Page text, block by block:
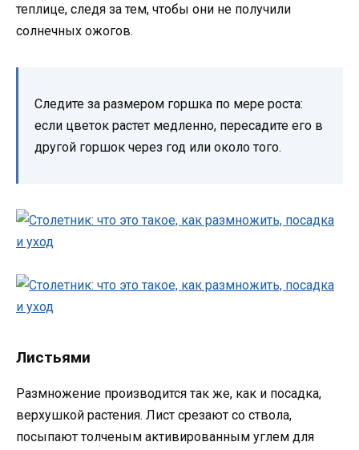
теплице, следя за тем, чтобы они не получили
солнечных ожогов.
Следите за размером горшка по мере роста:
если цветок растет медленно, пересадите его в
другой горшок через год или около того.
Листьями
Размножение производится так же, как и посадка,
верхушкой растения. Лист срезают со ствола,
посыпают толченым активированным углем для